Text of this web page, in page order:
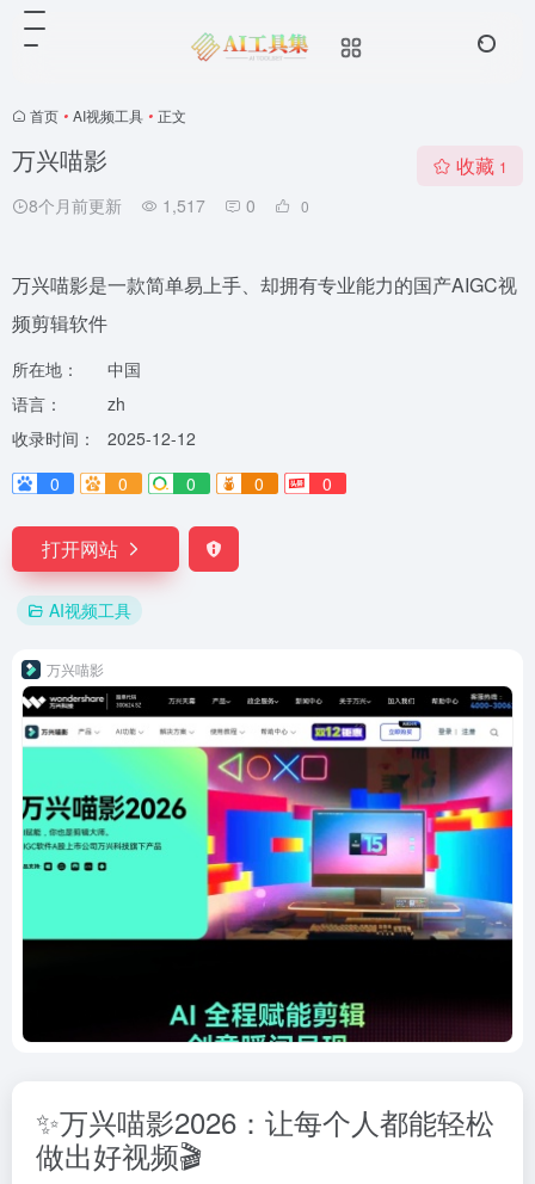
首页 • AI视频工具 • 正文
万兴喵影
8个月前更新 1,517 0 0
收藏 1
万兴喵影是一款简单易上手、却拥有专业能力的国产AIGC视
频剪辑软件
所在地：
中国
语言：
zh
收录时间：
2025-12-12
0
0 0 0 0
打开网站
AI视频工具
万兴喵影
✨万兴喵影2026：让每个人都能轻松
做出好视频🎬